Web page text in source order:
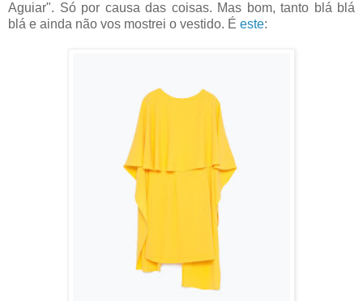
Aguiar". Só por causa das coisas. Mas bom, tanto blá blá
blá e ainda não vos mostrei o vestido. É este: